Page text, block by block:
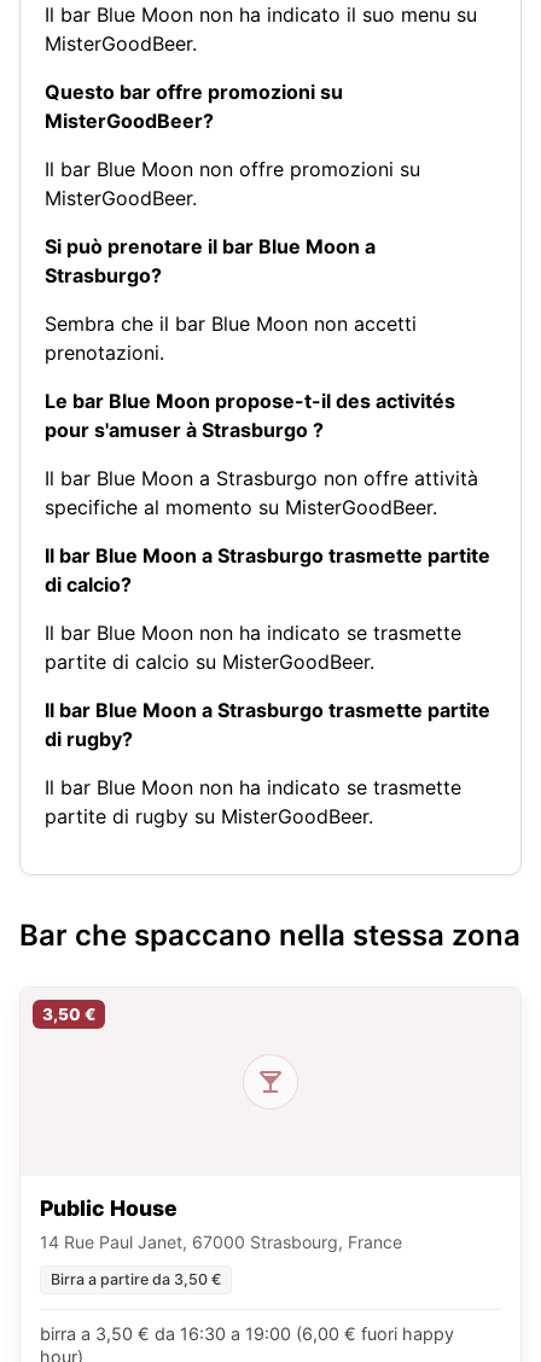
Il bar Blue Moon non ha indicato il suo menu su
MisterGoodBeer.
Questo bar offre promozioni su
MisterGoodBeer?
Il bar Blue Moon non offre promozioni su
MisterGoodBeer.
Si può prenotare il bar Blue Moon a
Strasburgo?
Sembra che il bar Blue Moon non accetti
prenotazioni.
Le bar Blue Moon propose-t-il des activités
pour s'amuser à Strasburgo ?
Il bar Blue Moon a Strasburgo non offre attività
specifiche al momento su MisterGoodBeer.
Il bar Blue Moon a Strasburgo trasmette partite
di calcio?
Il bar Blue Moon non ha indicato se trasmette
partite di calcio su MisterGoodBeer.
Il bar Blue Moon a Strasburgo trasmette partite
di rugby?
Il bar Blue Moon non ha indicato se trasmette
partite di rugby su MisterGoodBeer.
Bar che spaccano nella stessa zona
3,50 €
Public House
14 Rue Paul Janet, 67000 Strasbourg, France
Birra a partire da 3,50 €
birra a 3,50 € da 16:30 a 19:00 (6,00 € fuori happy
hour)